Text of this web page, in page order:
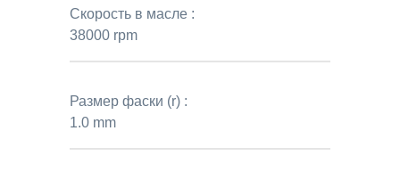
Скорость в масле :
38000 rpm
Размер фаски (r) :
1.0 mm